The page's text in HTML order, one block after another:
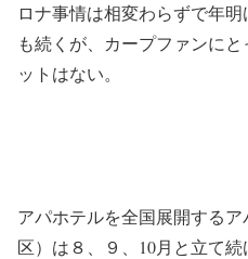
ロナ事情は相変わらずで年
も続くが、カープファンに
ットはない。
アパホテルを全国展開する
区）は８、９、10月と立て